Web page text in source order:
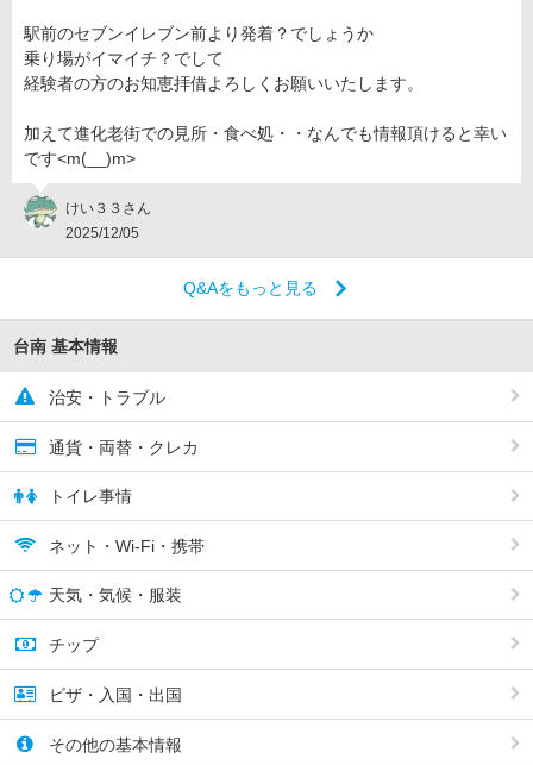
駅前のセブンイレブン前より発着？でしょうか
乗り場がイマイチ？でして
経験者の方のお知恵拝借よろしくお願いいたします。
加えて進化老街での見所・食べ処・・なんでも情報頂けると幸い
です<m(__)m>
けい３３さん
2025/12/05
Q&Aをもっと見る
台南 基本情報
治安・トラブル
通貨・両替・クレカ
トイレ事情
ネット・Wi-Fi・携帯
天気・気候・服装
チップ
ビザ・入国・出国
その他の基本情報